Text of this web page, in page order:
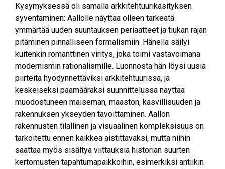
Kysymyksessä oli samalla arkkitehtuurikäsityksen
syventäminen: Aallolle näyttää olleen tärkeätä
ymmärtää uuden suuntauksen periaatteet ja tiukan rajan
pitäminen pinnalliseen formalismiin. Hänellä säilyi
kuitenkin romanttinen viritys, joka toimi vastavoimana
modernismin rationalismille. Luonnosta hän löysi uusia
piirteitä hyödynnettäviksi arkkitehtuurissa, ja
keskeiseksi päämääräksi suunnittelussa näyttää
muodostuneen maiseman, maaston, kasvillisuuden ja
rakennuksen ykseyden tavoittaminen. Aallon
rakennusten tilallinen ja visuaalinen kompleksisuus on
tarkoitettu ennen kaikkea aistittavaksi, mutta niihin
saattaa myös sisältyä viittauksia historian suurten
kertomusten tapahtumapaikkoihin, esimerkiksi antiikin